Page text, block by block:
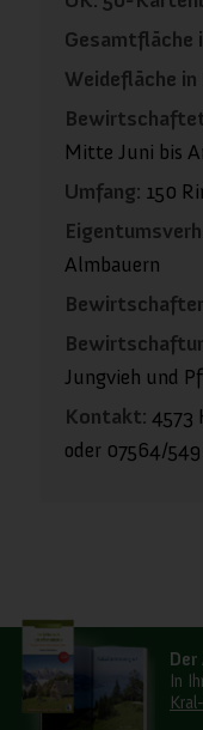
Gesamtfläche
Weidefläche in
Mitte Juni bis
Umfang: 150
Almbauern
Jungvieh und
Kontakt: 4573
oder 07564/
Der
In